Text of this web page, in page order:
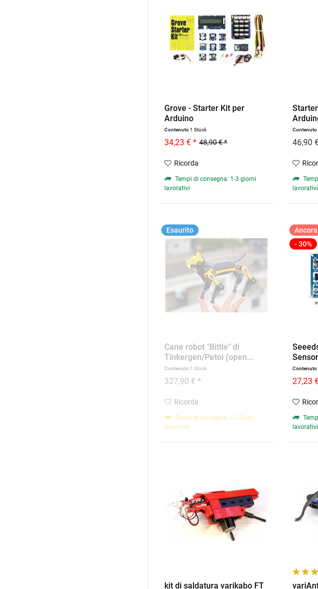
Grove - Starter Kit per
Arduino
Contenuto1 Stück
48,90 € *
34,23 € *
Ricorda
Tempi di consegna: 1-3 giorni
lavorativi
Contenuto
46,90
lavorativi
Esaurito
Cane robot "Bittle" di
Tinkergen/Petoi (open...
Contenuto 1 Stück
327,90 € *
Ricorda
Tempi di consegna 1-3 Giorni
lavorativi
- 30%
Contenuto
27,23
lavorativi
kit di saldatura varikabo FT